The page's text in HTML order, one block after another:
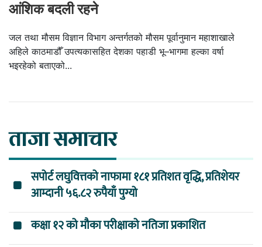
आंशिक बदली रहने
जल तथा मौसम विज्ञान विभाग अन्तर्गतको मौसम पूर्वानुमान महाशाखाले
अहिले काठमाडौँ उपत्यकासहित देशका पहाडी भू–भागमा हल्का वर्षा
भइरहेको बताएको...
ताजा समाचार
सपोर्ट लघुवित्तको नाफामा १८१ प्रतिशत वृद्धि, प्रतिशेयर
आम्दानी ५६.८२ रुपैयाँ पुग्यो
कक्षा १२ को मौका परीक्षाको नतिजा प्रकाशित